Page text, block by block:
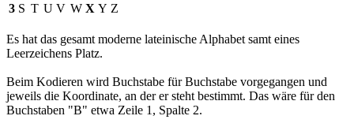
3 S T U V W X Y Z
Es hat das gesamt moderne lateinische Alphabet samt eines
Leerzeichens Platz.
Beim Kodieren wird Buchstabe für Buchstabe vorgegangen und
jeweils die Koordinate, an der er steht bestimmt. Das wäre für den
Buchstaben "B" etwa Zeile 1, Spalte 2.